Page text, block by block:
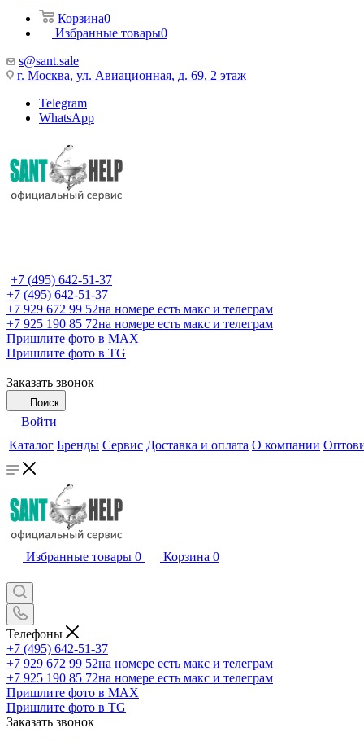
Корзина0
Избранные товары0
s@sant.sale
г. Москва, ул. Авиационная, д. 69, 2 этаж
Telegram
WhatsApp
+7 (495) 642-51-37
+7 (495) 642-51-37
+7 929 672 99 52на номере есть макс и телеграм
+7 925 190 85 72на номере есть макс и телеграм
Пришлите фото в MAX
Пришлите фото в TG
Заказать звонок
Поиск
Войти
Каталог Бренды Сервис Доставка и оплата О компании
Избранные товары 0 Корзина 0
Телефоны
+7 (495) 642-51-37
+7 929 672 99 52на номере есть макс и телеграм
+7 925 190 85 72на номере есть макс и телеграм
Пришлите фото в MAX
Пришлите фото в TG
Заказать звонок